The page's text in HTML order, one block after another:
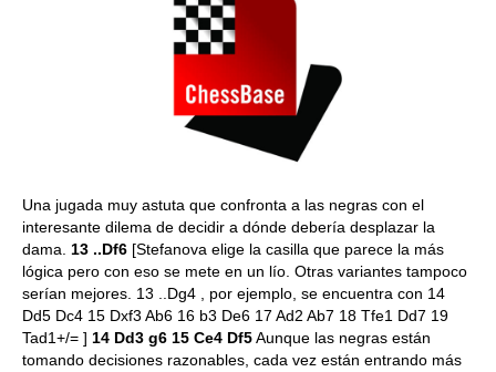
Una jugada muy astuta que confronta a las negras con el
interesante dilema de decidir a dónde debería desplazar la
dama. 13 ..Df6 [Stefanova elige la casilla que parece la más
lógica pero con eso se mete en un lío. Otras variantes tampoco
serían mejores. 13 ..Dg4 , por ejemplo, se encuentra con 14
Dd5 Dc4 15 Dxf3 Ab6 16 b3 De6 17 Ad2 Ab7 18 Tfe1 Dd7 19
Tad1+/= ] 14 Dd3 g6 15 Ce4 Df5Aunque las negras están
tomando decisiones razonables, cada vez están entrando más